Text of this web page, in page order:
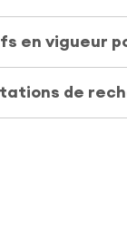
en vigueur
de